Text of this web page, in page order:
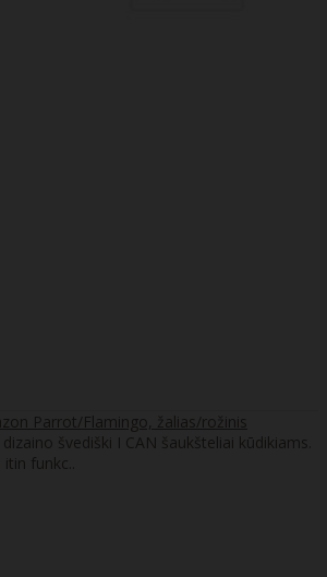
Parrot/Flamingo, žalias/rožinis
švediški I CAN šaukšteliai kūdikiams.
funkc..